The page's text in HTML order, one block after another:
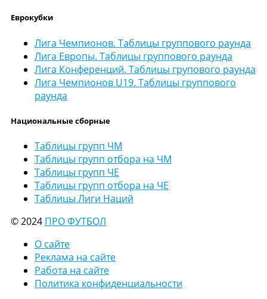
Еврокубки
Лига Чемпионов. Таблицы группового раунда
Лига Европы. Таблицы группового раунда
Лига Конференций. Таблицы групового раунда
Лига Чемпионов U19. Таблицы группового
раунда
Национальные сборные
Таблицы групп ЧМ
Таблицы групп отбора на ЧМ
Таблицы групп ЧЕ
Таблицы групп отбора на ЧЕ
Таблицы Лиги Наций
© 2024 ПРО ФУТБОЛ
О сайте
Реклама на сайте
Работа на сайте
Политика конфиденциальности